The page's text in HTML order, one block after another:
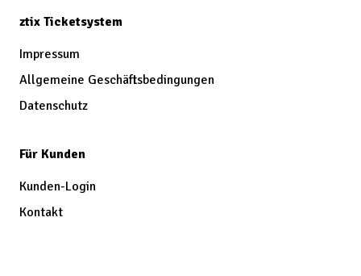
ztix Ticketsystem
Impressum
Allgemeine Geschäftsbedingungen
Datenschutz
Für Kunden
Kunden-Login
Kontakt